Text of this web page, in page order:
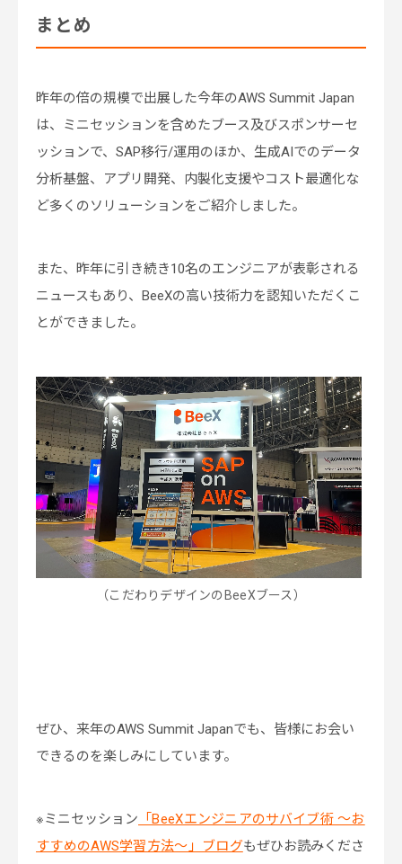
まとめ
昨年の倍の規模で出展した今年のAWS Summit Japan
は、ミニセッションを含めたブース及びスポンサーセ
ッションで、SAP移行/運用のほか、生成AIでのデータ
分析基盤、アプリ開発、内製化支援やコスト最適化な
ど多くのソリューションをご紹介しました。
また、昨年に引き続き10名のエンジニアが表彰される
ニュースもあり、BeeXの高い技術力を認知いただくこ
とができました。
（こだわりデザインのBeeXブース）
ぜひ、来年のAWS Summit Japanでも、皆様にお会い
できるのを楽しみにしています。
※ミニセッション 「BeeXエンジニアのサバイブ術 ～お
すすめのAWS学習方法～」ブログもぜひお読みくださ